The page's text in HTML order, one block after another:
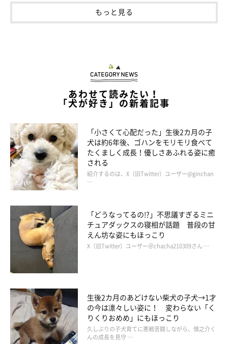
もっと見る
あわせて読みたい！
「犬が好き」の新着記事
「小さくて心配だった」生後2カ月の子
犬は約6年後、ゴハンをモリモリ食べて
たくましく成長！優しさあふれる姿に癒
される
紹介するのは、X（旧Twitter）ユーザー@ginchan
…
「どうなってるの!?」不思議すぎるミニ
チュアダックスの寝相が話題 普段の甘
えん坊な姿にもほっこり
X（旧Twitter）ユーザー＠chacha210309さん …
生後2カ月のあどけない柴犬の子犬→1才
の今は凛々しい姿に！ 変わらない「く
りくりおめめ」にもほっこり
久しぶりの子犬育てに悪戦苦闘しながら、慎之介く
んの成長を見守 …